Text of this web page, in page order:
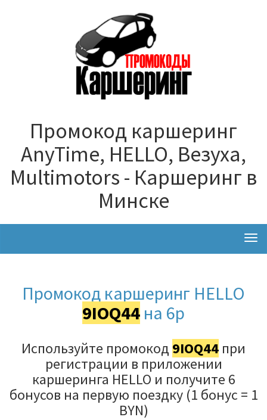
Промокод каршеринг
AnyTime, HELLO, Везуха,
Multimotors - Каршеринг в
Минске
Промокод каршеринг HELLO
9IOQ44 на 6р
Используйте промокод 9IOQ44 при
регистрации в приложении
каршеринга HELLO и получите 6
бонусов на первую поездку (1 бонус = 1
BYN)